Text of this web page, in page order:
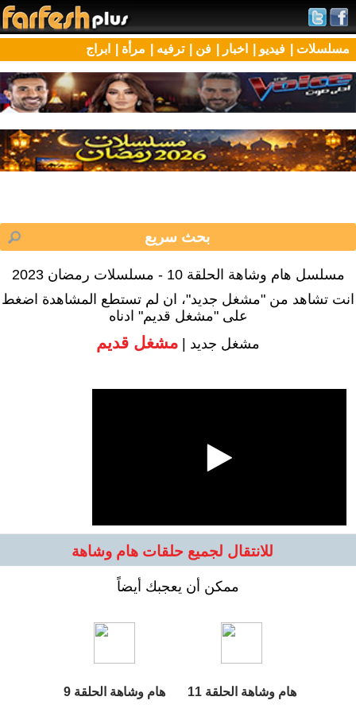
مسلسلات | فيديو | اخبار | فن | ترفيه | مرأة | ابراج
مسلسل هام وشاهة الحلقة 10 - مسلسلات رمضان 2023
انت تشاهد من "مشغل جديد"، ان لم تستطع المشاهدة اضغط
على "مشغل قديم" ادناه
مشغل جديد | مشغل قديم
للانتقال لجميع حلقات هام وشاهة
ممكن أن يعجبك أيضاً
هام وشاهة الحلقة 11 هام وشاهة الحلقة 9